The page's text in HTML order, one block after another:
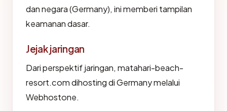
dan negara (Germany), ini memberi tampilan
keamanan dasar.
Jejak jaringan
Dari perspektif jaringan, matahari-beach-
resort.com dihosting di Germany melalui
Webhostone.